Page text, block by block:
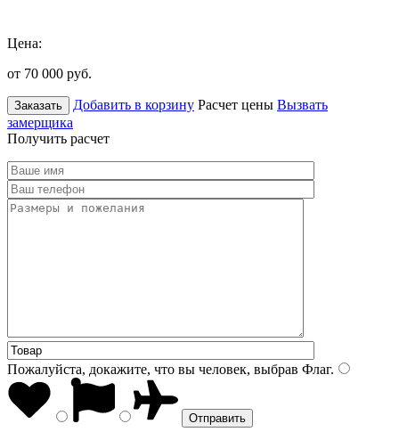
Цена:
от 70 000 руб.
Заказать Добавить в корзину Расчет цены Вызвать
замерщика
Получить расчет
Пожалуйста, докажите, что вы человек, выбрав Флаг.